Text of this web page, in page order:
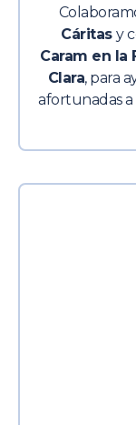
Cáritas y
Caram en la
Clara, para
afortunadas